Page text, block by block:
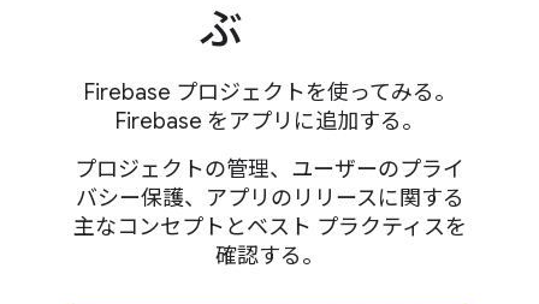
ぶ
Firebase プロジェクトを使ってみる。
Firebase をアプリに追加する。
プロジェクトの管理、ユーザーのプライ
バシー保護、アプリのリリースに関する
主なコンセプトとベスト プラクティスを
確認する。